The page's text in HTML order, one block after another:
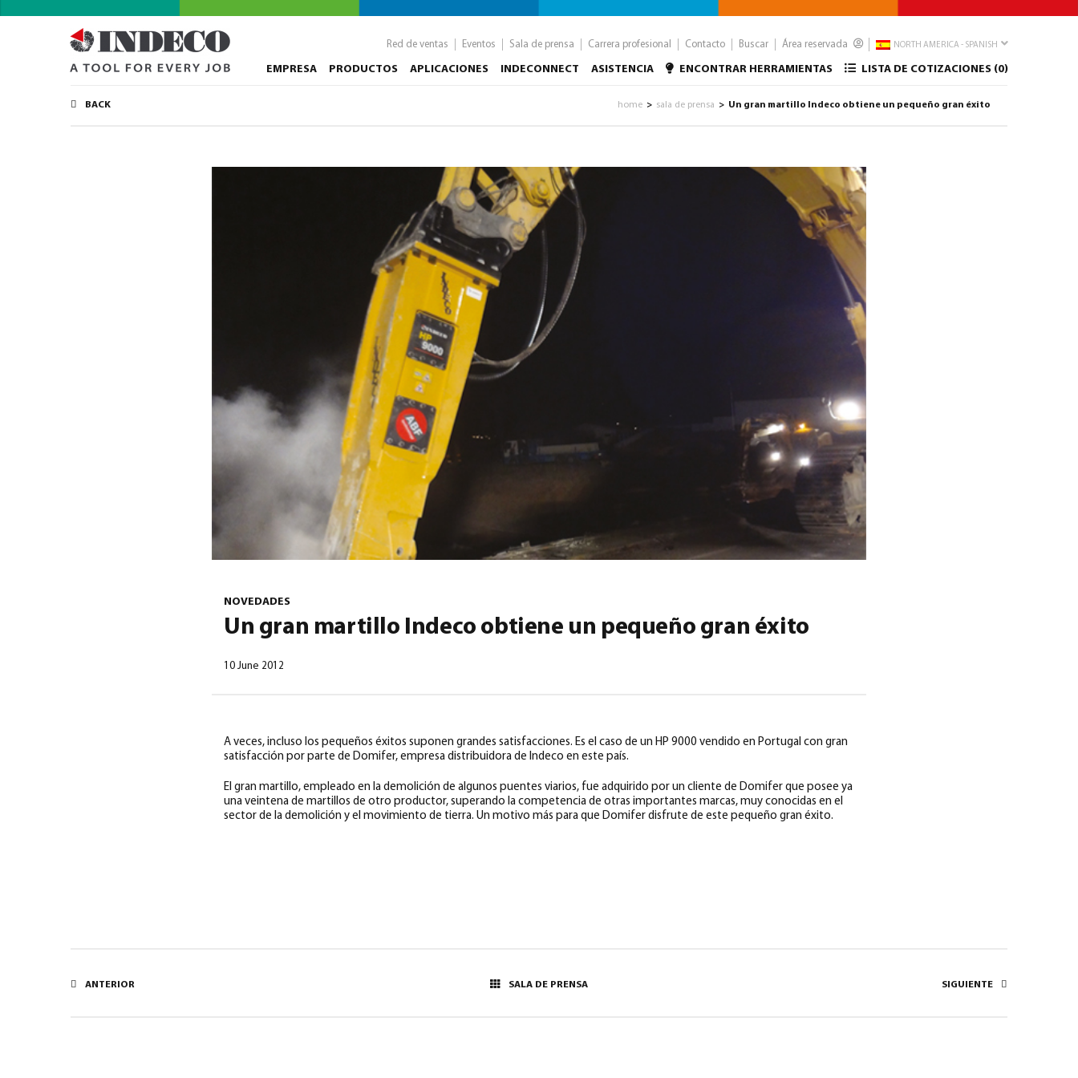
Red de ventas Eventos Sala de prensa Carrera profesional Contacto Buscar Área reservada NORTH AMERICA - SPANISH
EMPRESA PRODUCTOS APLICACIONES INDECONNECT ASISTENCIA ENCONTRAR HERRAMIENTAS LISTA DE COTIZACIONES (0)
BACK home > sala de prensa > Un gran martillo Indeco obtiene un pequeño gran éxito
NOVEDADES
Un gran martillo Indeco obtiene un pequeño gran éxito
10 June 2012
A veces, incluso los pequeños éxitos suponen grandes satisfacciones. Es el caso de un HP 9000 vendido en Portugal con gran
satisfacción por parte de Domifer, empresa distribuidora de Indeco en este país.
El gran martillo, empleado en la demolición de algunos puentes viarios, fue adquirido por un cliente de Domifer que posee ya
una veintena de martillos de otro productor, superando la competencia de otras importantes marcas, muy conocidas en el
sector de la demolición y el movimiento de tierra. Un motivo más para que Domifer disfrute de este pequeño gran éxito.
ANTERIOR SALA DE PRENSA SIGUIENTE